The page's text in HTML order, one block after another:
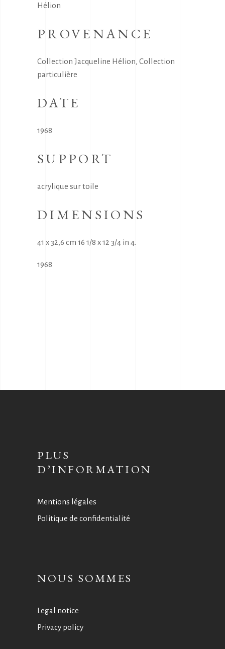
Hélion
PROVENANCE
Collection Jacqueline Hélion, Collection
particulière
DATE
1968
SUPPORT
acrylique sur toile
DIMENSIONS
41 x 32,6 cm 16 1/8 x 12 3/4 in 4.
1968
PLUS
D’INFORMATION
Mentions légales
Politique de confidentialité
NOUS SOMMES
Legal notice
Privacy policy